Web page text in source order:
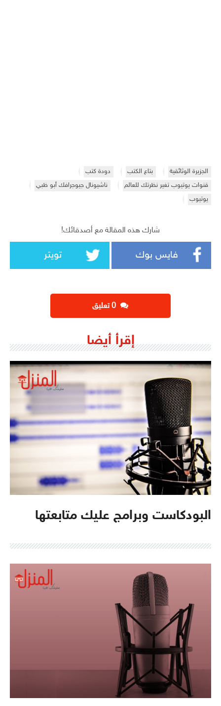
الجزيرة الوثائقية بتاع الكتب
دودة كتب
قنوات يوتيوب تغير نظرتك للعالم
ناشيونال جيوجرافك أبو ظبي
يوتيوب
شارك هذه المقالة مع أصدقائك!
فايس بوك تويتر
إقرأ أيضا
البودكاست وبرامج عليك متابعتها